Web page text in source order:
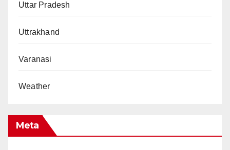
Uttar Pradesh
Uttrakhand
Varanasi
Weather
Meta